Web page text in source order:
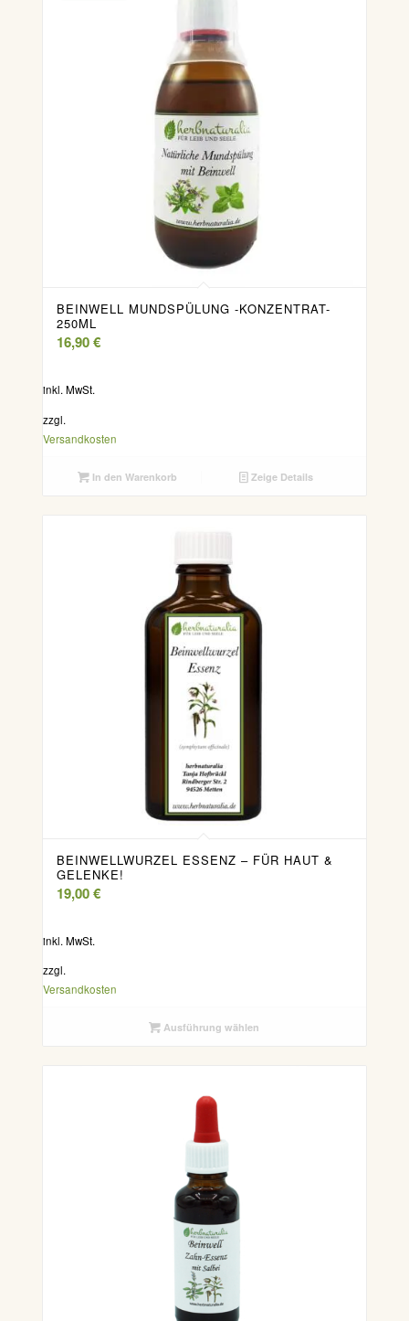
BEINWELL MUNDSPÜLUNG -KONZENTRAT-
250ML
16,90€
inkl. MwSt.
zzgl.
Versandkosten
In den Warenkorb Zeige Details
BEINWELLWURZEL ESSENZ – FÜR HAUT &
GELENKE!
19,00€
inkl. MwSt.
zzgl.
Versandkosten
Ausführung wählen